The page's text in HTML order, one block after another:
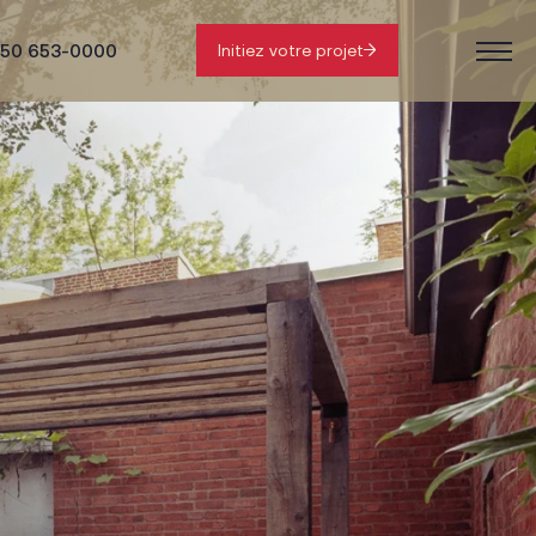
Initiez votre projet
653-0000